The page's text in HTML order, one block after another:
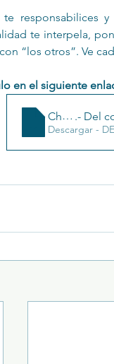
responsabilices
te interpela,
“los otros”. Ve
en el siguiente
Chiclana C
.- Del
Descargar -